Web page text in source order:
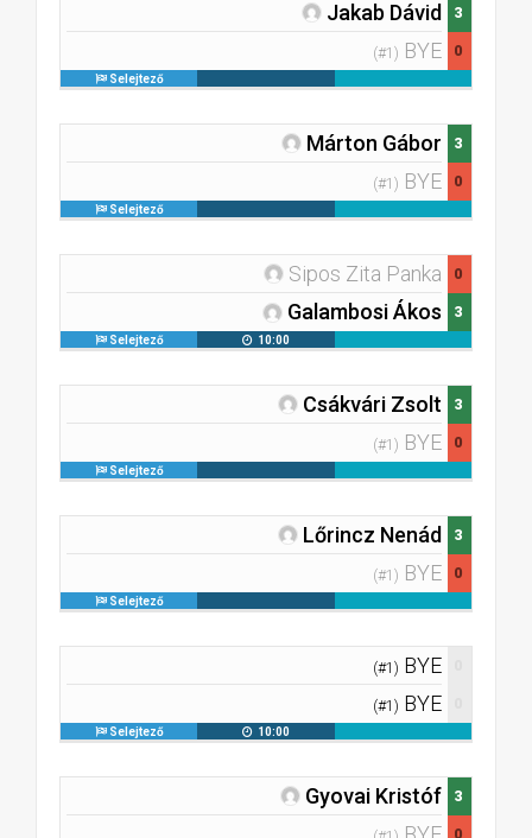
Jakab Dávid
(#1) BYE
3
0
Selejtező
Márton Gábor
(#1) BYE
3
0
Selejtező
Sipos Zita Panka
Galambosi Ákos
0
3
Selejtező 10:00
Csákvári Zsolt
(#1) BYE
3
0
Selejtező
Lőrincz Nenád
(#1) BYE
3
0
Selejtező
(#1) BYE
(#1) BYE
Selejtező 10:00
Gyovai Kristóf 3
0